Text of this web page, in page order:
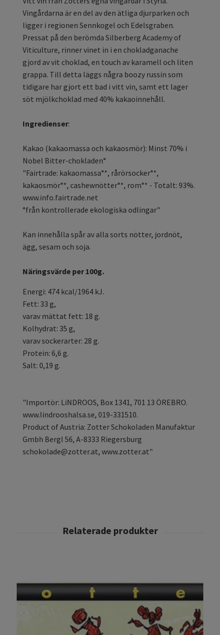
Vingårdarna är en del av den ätliga djurparken och
ligger i regionen Sennkogel och Edelsgraben.
Pressat på den berömda Silberberg Academy of
Viticulture, rinner vinet in i en chokladganache
gjord av vit choklad, en touch av karamell och liten
grappa. Till detta läggs några boozy russin som
tidigare har gjort ett bad i vitt vin, samt ett lager
söt mjölkchoklad med 40% kakaoinnehåll.
Ingredienser:
Kakao (kakaomassa och kakaosmör): Minst 70% i
Nobel Bitter-chokladen°
"Fairtrade: kakaomassa°*, rårörsocker°*,
kakaosmör°*, cashewnötter°*, rom°* - Totalt: 93%.
www.info.fairtrade.net
°från kontrollerade ekologiska odlingar"
Kan innehålla spår av alla sorts nötter, jordnöt,
ägg, sesam och soja.
Näringsvärde per 100g.
Energi: 474 kcal/1964 kJ.
Fett: 33 g,
varav mättat fett: 18 g.
Kolhydrat: 35 g,
varav sockerarter: 28 g.
Protein: 6,6 g.
Salt: 0,19 g.
"Importör: LiNDROOS, Box 1341, 701 13 ÖREBRO.
www.lindrooshalsa.se, 019-331510.
Product of Austria: Zotter Schokoladen Manufaktur
Gmbh Bergl 56, A-8333 Riegersburg
schokolade@zotter.at, www.zotter.at"